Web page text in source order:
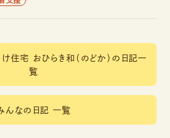
住宅 おひらき和（のどか）の日記一
覧
んなの日記 一覧